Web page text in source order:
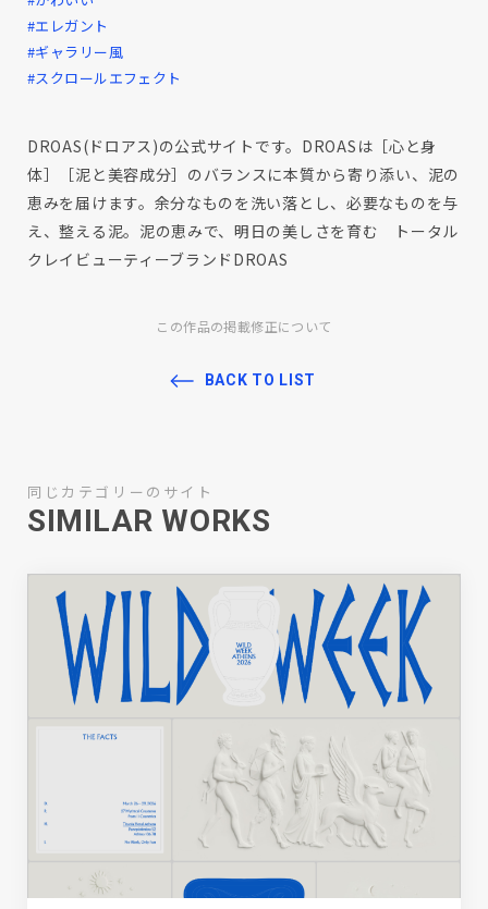
#エレガント
#ギャラリー風
#スクロールエフェクト
DROAS(ドロアス)の公式サイトです。DROASは［心と身
体］［泥と美容成分］のバランスに本質から寄り添い、泥の
恵みを届けます。余分なものを洗い落とし、必要なものを与
え、整える泥。泥の恵みで、明日の美しさを育む トータル
クレイビューティーブランドDROAS
この作品の掲載修正について
BACK TO LIST
同じカテゴリーのサイト
SIMILAR WORKS